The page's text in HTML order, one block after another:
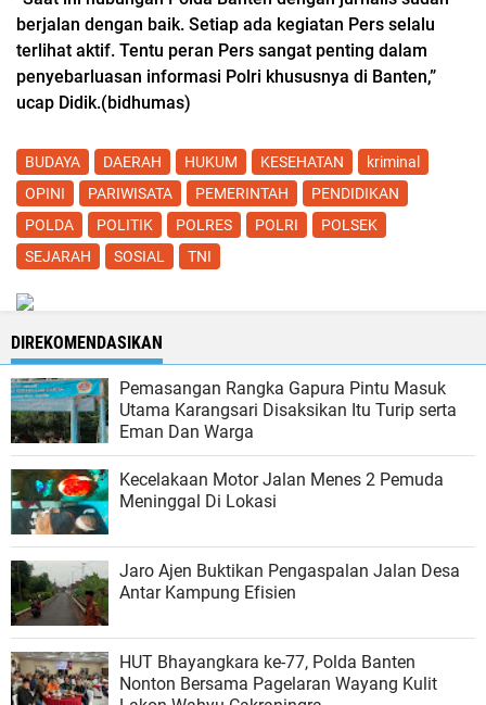
berjalan dengan baik. Setiap ada kegiatan Pers selalu
terlihat aktif. Tentu peran Pers sangat penting dalam
penyebarluasan informasi Polri khususnya di Banten,”
ucap Didik.(bidhumas)
BUDAYA DAERAH HUKUM KESEHATAN
kriminal
OPINI
PARIWISATA PEMERINTAH
PENDIDIKAN
POLDA
POLITIK POLRES POLRI
POLSEK
SEJARAH
SOSIAL TNI
DIREKOMENDASIKAN
Pemasangan Rangka Gapura Pintu Masuk
Utama Karangsari Disaksikan Itu Turip serta
Eman Dan Warga
Kecelakaan Motor Jalan Menes 2 Pemuda
Meninggal Di Lokasi
Jaro Ajen Buktikan Pengaspalan Jalan Desa
Antar Kampung Efisien
HUT Bhayangkara ke-77, Polda Banten
Nonton Bersama Pagelaran Wayang Kulit